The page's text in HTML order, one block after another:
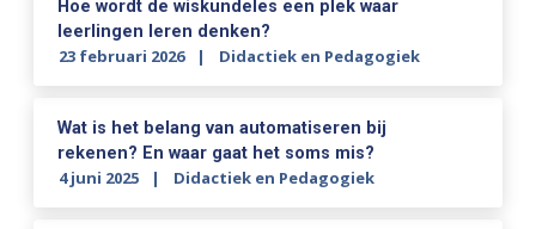
Hoe wordt de wiskundeles een plek waar
leerlingen leren denken?
23 februari 2026 Didactiek en Pedagogiek
Wat is het belang van automatiseren bij
rekenen? En waar gaat het soms mis?
4 juni 2025 Didactiek en Pedagogiek